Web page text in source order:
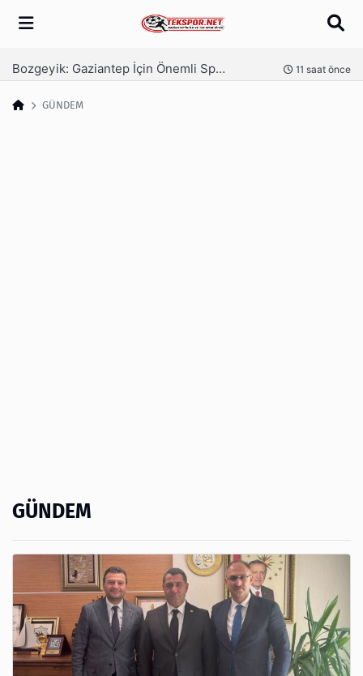
Arama
Bozgeyik: Gaziantep İçin Önemli Spor Yatırımları Yolda 11 saat önce
GÜNDEM
GÜNDEM